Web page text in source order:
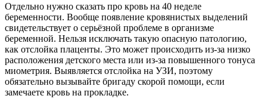
Отдельно нужно сказать про кровь на 40 неделе
беременности. Вообще появление кровянистых выделений
свидетельствует о серьёзной проблеме в организме
беременной. Нельзя исключать такую опасную патологию,
как отслойка плаценты. Это может происходить из-за низко
расположения детского места или из-за повышенного тонуса
миометрия. Выявляется отслойка на УЗИ, поэтому
обязательно вызывайте бригаду скорой помощи, если
замечаете кровь на прокладке.